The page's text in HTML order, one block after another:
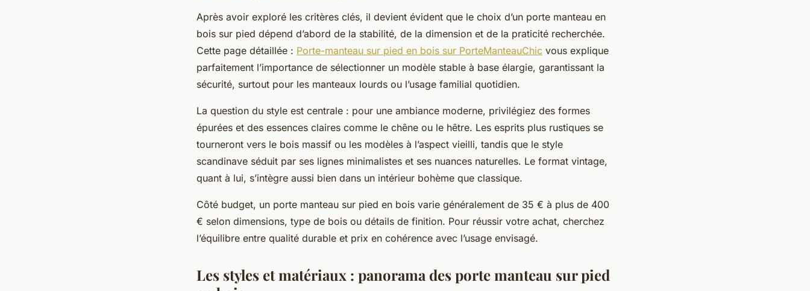
Après avoir exploré les critères clés, il devient évident que le choix d’un porte manteau en
bois sur pied dépend d’abord de la stabilité, de la dimension et de la praticité recherchée.
Cette page détaillée : Porte-manteau sur pied en bois sur PorteManteauChic vous explique
parfaitement l’importance de sélectionner un modèle stable à base élargie, garantissant la
sécurité, surtout pour les manteaux lourds ou l’usage familial quotidien.
La question du style est centrale : pour une ambiance moderne, privilégiez des formes
épurées et des essences claires comme le chêne ou le hêtre. Les esprits plus rustiques se
tourneront vers le bois massif ou les modèles à l’aspect vieilli, tandis que le style
scandinave séduit par ses lignes minimalistes et ses nuances naturelles. Le format vintage,
quant à lui, s’intègre aussi bien dans un intérieur bohème que classique.
Côté budget, un porte manteau sur pied en bois varie généralement de 35 € à plus de 400
€ selon dimensions, type de bois ou détails de finition. Pour réussir votre achat, cherchez
l’équilibre entre qualité durable et prix en cohérence avec l’usage envisagé.
Les styles et matériaux : panorama des porte manteau sur pied